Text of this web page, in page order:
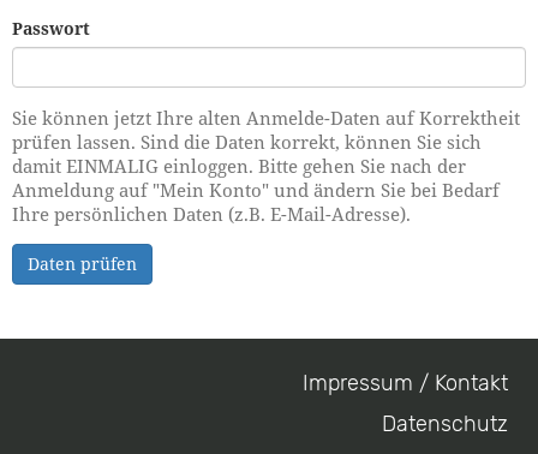
Passwort
Sie können jetzt Ihre alten Anmelde-Daten auf Korrektheit
prüfen lassen. Sind die Daten korrekt, können Sie sich
damit EINMALIG einloggen. Bitte gehen Sie nach der
Anmeldung auf "Mein Konto" und ändern Sie bei Bedarf
Ihre persönlichen Daten (z.B. E-Mail-Adresse).
Daten prüfen
Impressum / Kontakt
Datenschutz